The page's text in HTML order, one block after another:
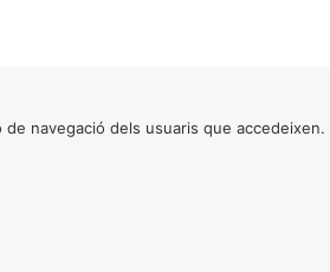
navegació dels usuaris que